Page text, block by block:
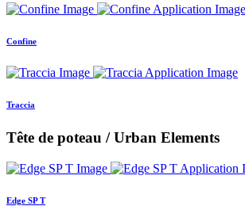
Confine
Traccia
Tête de poteau / Urban Elements
Edge SP T